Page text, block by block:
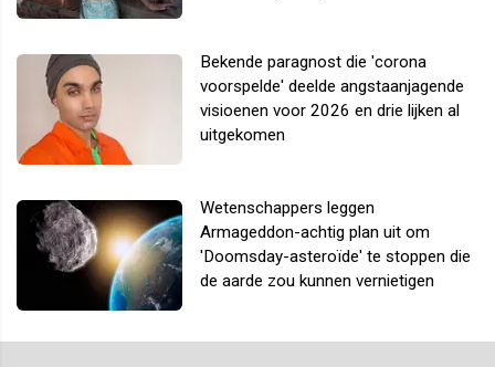
Bekende paragnost die 'corona
voorspelde' deelde angstaanjagende
visioenen voor 2026 en drie lijken al
uitgekomen
Wetenschappers leggen
Armageddon-achtig plan uit om
'Doomsday-asteroïde' te stoppen die
de aarde zou kunnen vernietigen